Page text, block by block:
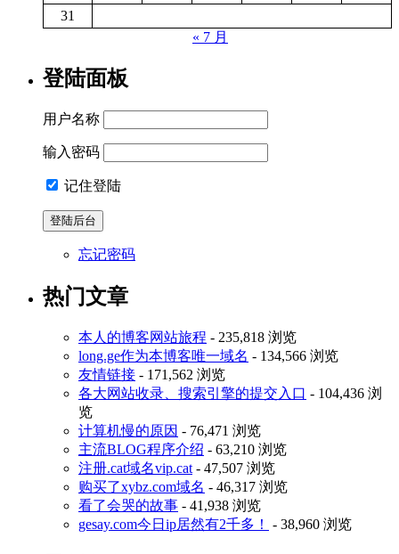
31
« 7 月
登陆面板
用户名称
输入密码
记住登陆
忘记密码
热门文章
本人的博客网站旅程 - 235,818 浏览
long.ge作为本博客唯一域名 - 134,566 浏览
友情链接 - 171,562 浏览
各大网站收录、搜索引擎的提交入口 - 104,436 浏
览
计算机慢的原因 - 76,471 浏览
主流BLOG程序介绍 - 63,210 浏览
注册.cat域名vip.cat - 47,507 浏览
购买了xybz.com域名 - 46,317 浏览
看了会哭的故事 - 41,938 浏览
gesay.com今日ip居然有2千多！
- 38,960 浏览